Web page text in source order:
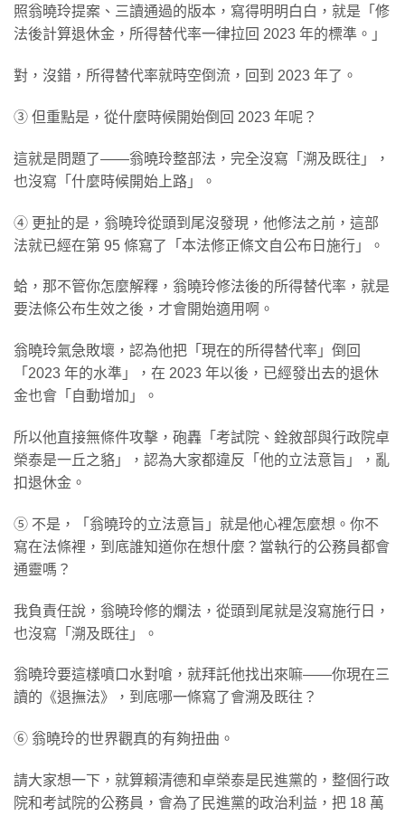
照翁曉玲提案、三讀通過的版本，寫得明明白白，就是「修
法後計算退休金，所得替代率一律拉回 2023 年的標準。」
對，沒錯，所得替代率就時空倒流，回到 2023 年了。
③ 但重點是，從什麼時候開始倒回 2023 年呢？
這就是問題了——翁曉玲整部法，完全沒寫「溯及既往」，
也沒寫「什麼時候開始上路」。
④ 更扯的是，翁曉玲從頭到尾沒發現，他修法之前，這部
法就已經在第 95 條寫了「本法修正條文自公布日施行」。
蛤，那不管你怎麼解釋，翁曉玲修法後的所得替代率，就是
要法條公布生效之後，才會開始適用啊。
翁曉玲氣急敗壞，認為他把「現在的所得替代率」倒回
「2023 年的水準」，在 2023 年以後，已經發出去的退休
金也會「自動增加」。
所以他直接無條件攻擊，砲轟「考試院、銓敘部與行政院卓
榮泰是一丘之貉」，認為大家都違反「他的立法意旨」，亂
扣退休金。
⑤ 不是，「翁曉玲的立法意旨」就是他心裡怎麼想。你不
寫在法條裡，到底誰知道你在想什麼？當執行的公務員都會
通靈嗎？
我負責任說，翁曉玲修的爛法，從頭到尾就是沒寫施行日，
也沒寫「溯及既往」。
翁曉玲要這樣噴口水對嗆，就拜託他找出來嘛——你現在三
讀的《退撫法》，到底哪一條寫了會溯及既往？
⑥ 翁曉玲的世界觀真的有夠扭曲。
請大家想一下，就算賴清德和卓榮泰是民進黨的，整個行政
院和考試院的公務員，會為了民進黨的政治利益，把 18 萬